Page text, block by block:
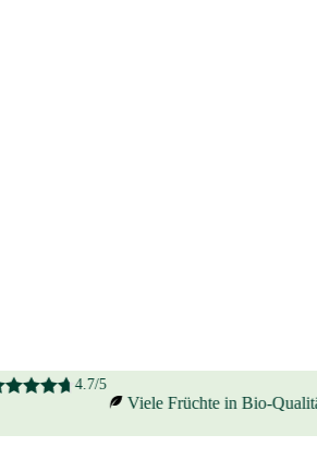
4.7/5
Viele Früchte in Bio-Qualität